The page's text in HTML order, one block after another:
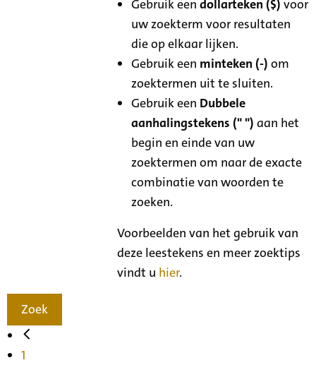
Gebruik eendollarteken ($) voor
uw zoekterm voor resultaten
die op elkaar lijken.
Gebruik een minteken (-) om
zoektermen uit te sluiten.
Gebruik een Dubbele
aanhalingstekens (" ") aan het
begin en einde van uw
zoektermen om naar de exacte
combinatie van woorden te
zoeken.
Voorbeelden van het gebruik van
deze leestekens en meer zoektips
vindt u hier.
Zoek
1